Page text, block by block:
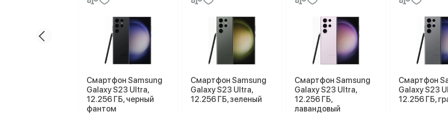
Смартфон Samsung
Galaxy S23 Ultra,
12.256 ГБ, черный
фантом
Смартфон Samsung
Galaxy S23 Ultra,
12.256 ГБ, зеленый
Смартфон Samsung
Galaxy S23 Ultra,
12.256 ГБ,
лавандовый
Смартфон
Galaxy S23
12.256 ГБ,